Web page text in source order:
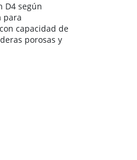
D4 según
para
capacidad de
porosas y